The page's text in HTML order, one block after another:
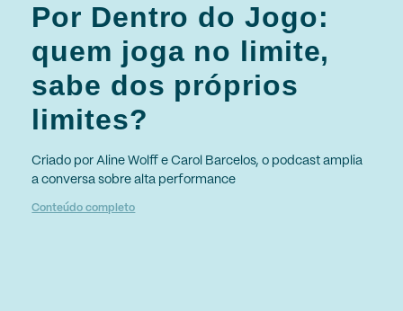
Por Dentro do Jogo:
quem joga no limite,
sabe dos próprios
limites?
Criado por Aline Wolff e Carol Barcelos, o podcast amplia
a conversa sobre alta performance
Conteúdo completo